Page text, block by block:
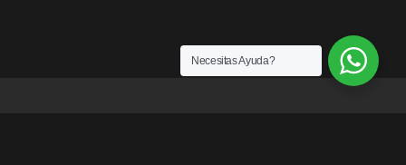
Necesitas Ayuda?